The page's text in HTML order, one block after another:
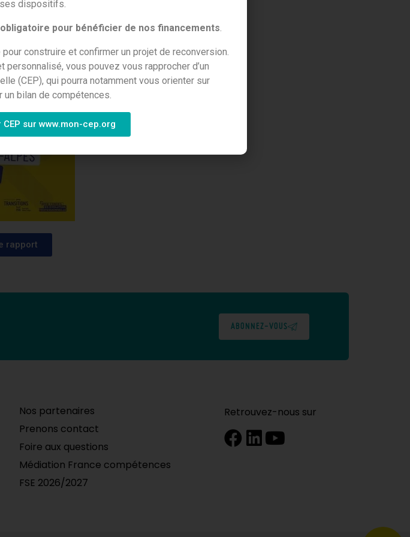
suivante
rapport
ABONNEZ-VOUS
Nos partenaires
Prenons contact
Foire aux questions
Médiation France compétences
FSE 2026/2027
Retrouvez-nous sur
dispositifs.
pour bénéficier de nos financements
construire et confirmer un projet de reconversion.
personnalisé, vous pouvez vous rapprocher d’un
(CEP), qui pourra notamment vous orienter sur
un bilan de compétences.
sur www.mon-cep.org